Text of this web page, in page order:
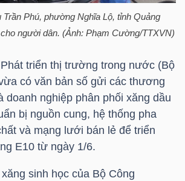
Phú, phường Nghĩa Lộ, tỉnh Quảng
người dân. (Ảnh: Phạm Cường/TTXVN)
triển thị trường trong nước (Bộ
có văn bản số gửi các thương
doanh nghiệp phân phối xăng dầu
bị nguồn cung, hệ thống pha
và mạng lưới bán lẻ để triển
E10 từ ngày 1/6.
sinh học của Bộ Công